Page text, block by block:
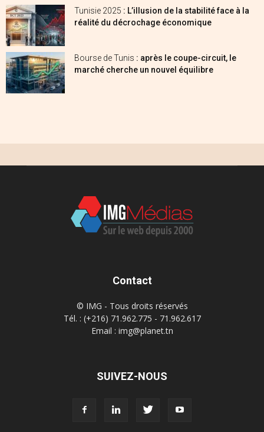
Tunisie 2025 : L’illusion de la stabilité face à la
réalité du décrochage économique
Bourse de Tunis : après le coupe-circuit, le
marché cherche un nouvel équilibre
Contact
© IMG - Tous droits réservés
Tél. : (+216) 71.962.775 - 71.962.617
Email : img@planet.tn
SUIVEZ-NOUS